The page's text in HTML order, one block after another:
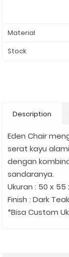
Material
Stock
Description
Eden Chair
serat kayu
dengan
sandaranya.
Ukuran : 50 x 55
Finish : Dark
*Bisa Custom